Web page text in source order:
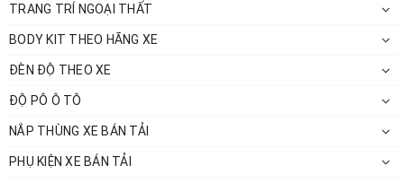
điều chỉnh cài đặt, kiểm tra chế độ xem từ camera
phía trước và phía sau hoặc truyền tệp tới thiết bị di
động của bạn.
TRANG TRÍ NGOẠI THẤT
BODY KIT THEO HÃNG XE
ĐÈN ĐỘ THEO XE
ĐỘ PÔ Ô TÔ
NẮP THÙNG XE BÁN TẢI
PHỤ KIỆN XE BÁN TẢI